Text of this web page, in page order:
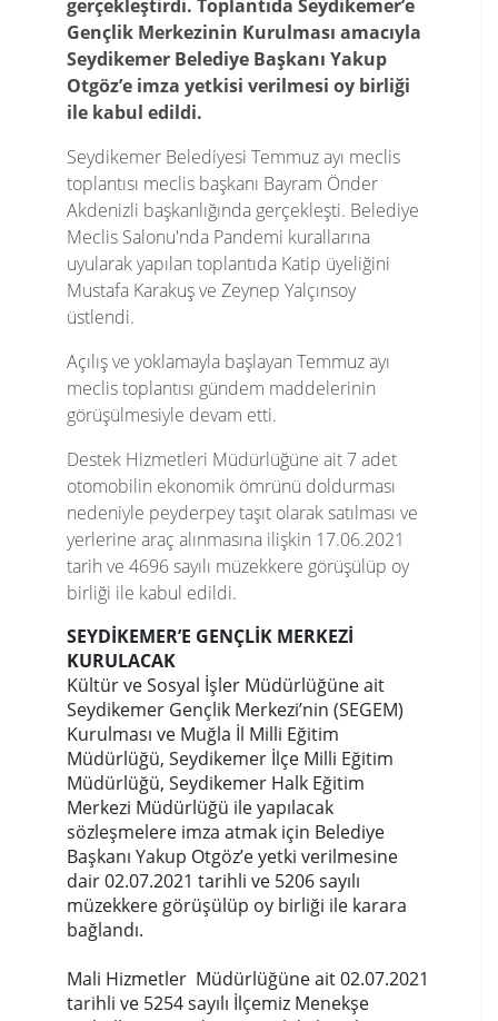
gerçekleştirdi. Toplantıda Seydikemer’e
Gençlik Merkezinin Kurulması amacıyla
Seydikemer Belediye Başkanı Yakup
Otgöz’e imza yetkisi verilmesi oy birliği
ile kabul edildi.
Seydikemer Belediyesi Temmuz ayı meclis
toplantısı meclis başkanı Bayram Önder
Akdenizli başkanlığında gerçekleşti. Belediye
Meclis Salonu'nda Pandemi kurallarına
uyularak yapılan toplantıda Katip üyeliğini
Mustafa Karakuş ve Zeynep Yalçınsoy
üstlendi.
Açılış ve yoklamayla başlayan Temmuz ayı
meclis toplantısı gündem maddelerinin
görüşülmesiyle devam etti.
Destek Hizmetleri Müdürlüğüne ait 7 adet
otomobilin ekonomik ömrünü doldurması
nedeniyle peyderpey taşıt olarak satılması ve
yerlerine araç alınmasına ilişkin 17.06.2021
tarih ve 4696 sayılı müzekkere görüşülüp oy
birliği ile kabul edildi.
SEYDİKEMER’E GENÇLİK MERKEZİ
KURULACAK
Kültür ve Sosyal İşler Müdürlüğüne ait
Seydikemer Gençlik Merkezi’nin (SEGEM)
Kurulması ve Muğla İl Milli Eğitim
Müdürlüğü, Seydikemer İlçe Milli Eğitim
Müdürlüğü, Seydikemer Halk Eğitim
Merkezi Müdürlüğü ile yapılacak
sözleşmelere imza atmak için Belediye
Başkanı Yakup Otgöz’e yetki verilmesine
dair 02.07.2021 tarihli ve 5206 sayılı
müzekkere görüşülüp oy birliği ile karara
bağlandı.
Mali Hizmetler Müdürlüğüne ait 02.07.2021
tarihli ve 5254 sayılı İlçemiz Menekşe